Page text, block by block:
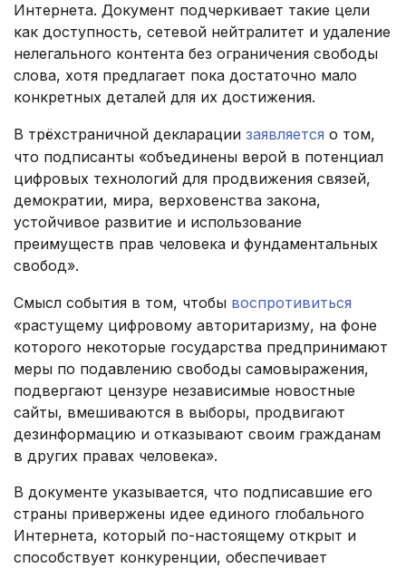
Интернета. Документ подчеркивает такие цели
как доступность, сетевой нейтралитет и удаление
нелегального контента без ограничения свободы
слова, хотя предлагает пока достаточно мало
конкретных деталей для их достижения.
В трёхстраничной декларации заявляется о том,
что подписанты «объединены верой в потенциал
цифровых технологий для продвижения связей,
демократии, мира, верховенства закона,
устойчивое развитие и использование
преимуществ прав человека и фундаментальных
свобод».
Смысл события в том, чтобы воспротивиться
«растущему цифровому авторитаризму, на фоне
которого некоторые государства предпринимают
меры по подавлению свободы самовыражения,
подвергают цензуре независимые новостные
сайты, вмешиваются в выборы, продвигают
дезинформацию и отказывают своим гражданам
в других правах человека».
В документе указывается, что подписавшие его
страны привержены идее единого глобального
Интернета, который по-настоящему открыт и
способствует конкуренции, обеспечивает